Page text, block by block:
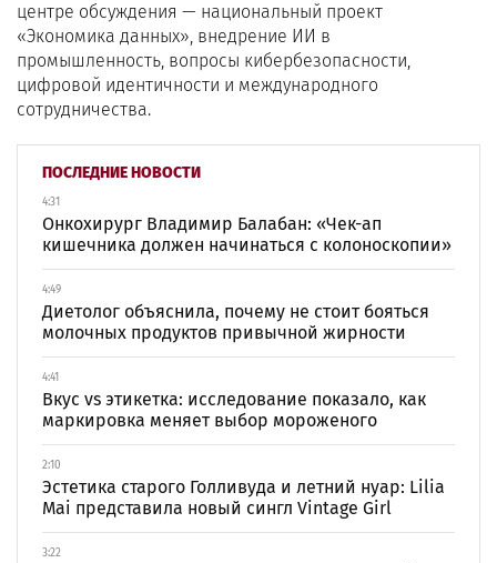
ПОСЛЕДНИЕ НОВОСТИ
4:31
Онкохирург Владимир Балабан: «Чек-ап
кишечника должен начинаться с колоноскопии»
4:49
Диетолог объяснила, почему не стоит бояться
молочных продуктов привычной жирности
4:41
Вкус vs этикетка: исследование показало, как
маркировка меняет выбор мороженого
2:10
Эстетика старого Голливуда и летний нуар: Lilia
Mai представила новый сингл Vintage Girl
3:22
центре обсуждения — национальный проект
«Экономика данных», внедрение ИИ в
промышленность, вопросы кибербезопасности,
цифровой идентичности и международного
сотрудничества.